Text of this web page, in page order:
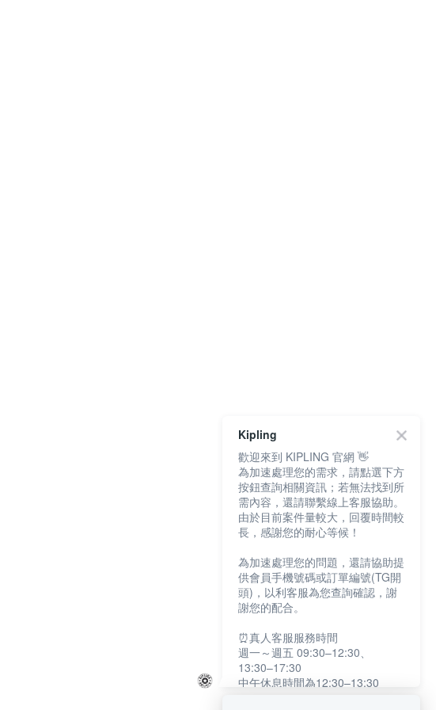
Kipling
歡迎來到 KIPLING 官網 👋
為加速處理您的需求，請點選下方
按鈕查詢相關資訊；若無法找到所
需內容，還請聯繫線上客服協助。
由於目前案件量較大，回覆時間較
長，感謝您的耐心等候！
為加速處理您的問題，還請協助提
供會員手機號碼或訂單編號(TG開
頭)，以利客服為您查詢確認，謝
謝您的配合。
⏰真人客服服務時間
週一～週五 09:30–12:30、
13:30–17:30
中午休息時間為12:30–13:30